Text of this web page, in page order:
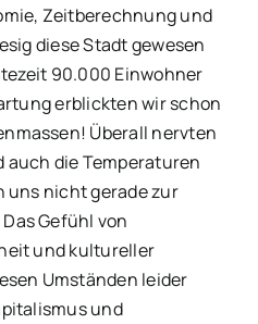
Zeitberechnung und
diese Stadt gewesen
90.000 Einwohner
erblickten wir schon
Überall nervten
die Temperaturen
uns nicht gerade zur
Gefühl von
und kultureller
Umständen leider
und